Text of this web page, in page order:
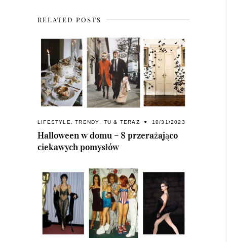
RELATED POSTS
LIFESTYLE ,TRENDY TU & TERAZ 10/31/2023
Halloween w domu – 8 przerażająco
ciekawych pomysłów